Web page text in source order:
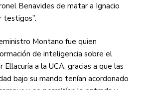
Benavides de matar a Ignacio
testigos”.
Montano fue quien
de inteligencia sobre el
a la UCA, gracias a que las
bajo su mando tenían acordonado